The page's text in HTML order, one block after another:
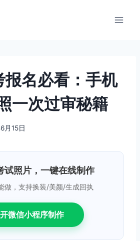
名必看：手机
一次过审秘籍
月15日
试照片，一键在线制作
做，支持换装/美颜/生成回执
微信小程序制作